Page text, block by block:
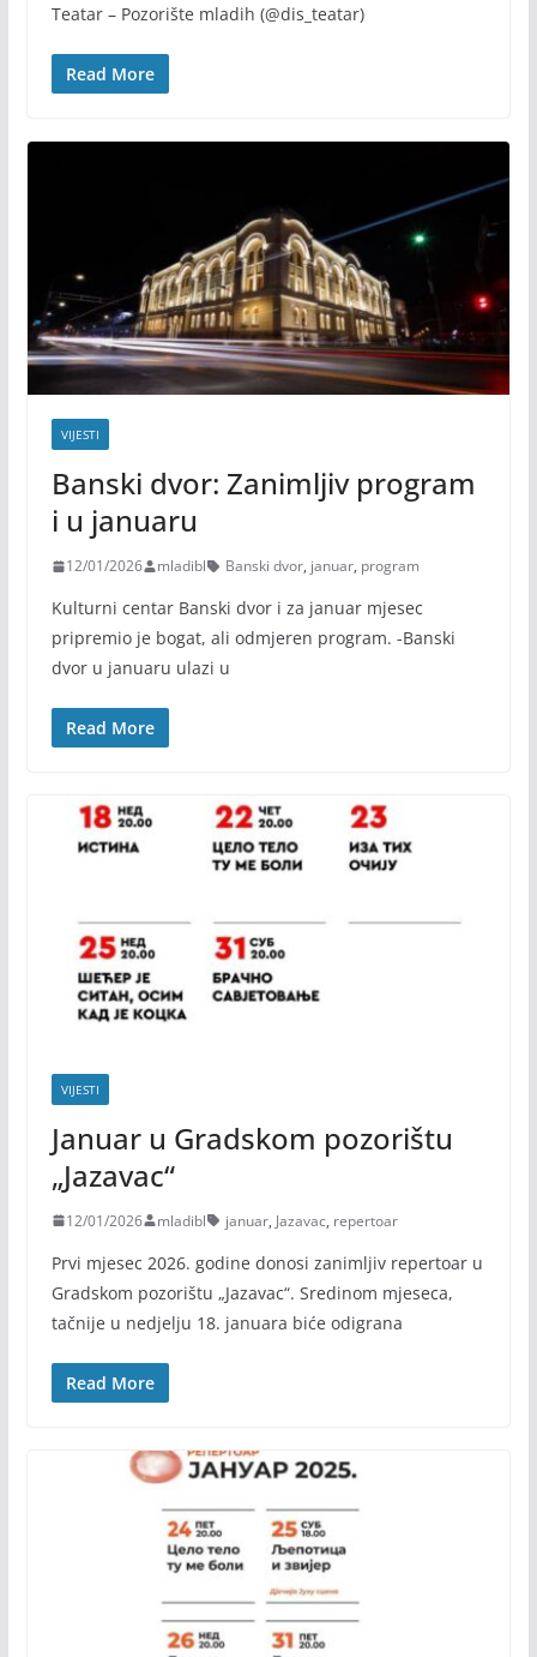
Teatar – Pozorište mladih (@dis_teatar)
Read More
VIJESTI
Banski dvor: Zanimljiv program
i u januaru
12/01/2026 mladibl Banski dvor, januar, program
Kulturni centar Banski dvor i za januar mjesec
pripremio je bogat, ali odmjeren program. -Banski
dvor u januaru ulazi u
Read More
VIJESTI
Januar u Gradskom pozorištu
„Jazavac“
12/01/2026 mladibl januar, Jazavac, repertoar
Prvi mjesec 2026. godine donosi zanimljiv repertoar u
Gradskom pozorištu „Jazavac“. Sredinom mjeseca,
tačnije u nedjelju 18. januara biće odigrana
Read More